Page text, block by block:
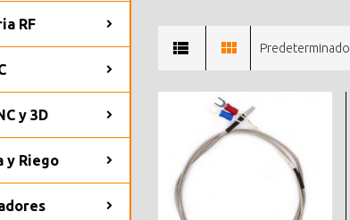
RF
y 3D
y Riego
Predeterminado